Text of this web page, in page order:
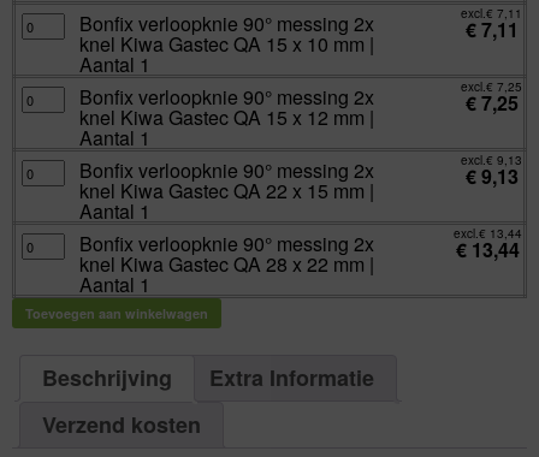
knel
Kiwa
Gastec
10
mm
|
aantal
Bonfix
verloopknie
90°
knel
Kiwa
Gastec
10
mm
|
aantal
Bonfix verloopknie 90° messing 2x
knel Kiwa Gastec QA 15 x 10 mm |
Aantal 1
excl.€ 7,11
€7,11
Bonfix
verloopknie
90°
knel
Kiwa
Gastec
12
mm
|
aantal
Bonfix verloopknie 90° messing 2x
knel Kiwa Gastec QA 15 x 12 mm |
Aantal 1
excl.€ 7,25
€7,25
Bonfix
verloopknie
90°
knel
Kiwa
Gastec
x
15
mm
aantal
Bonfix verloopknie 90° messing 2x
knel Kiwa Gastec QA 22 x 15 mm |
Aantal 1
excl.€ 9,13
€9,13
Bonfix
verloopknie
90°
knel
Kiwa
Gastec
Aantal
Bonfix verloopknie 90° messing 2x
knel Kiwa Gastec QA 28 x 22 mm |
Aantal 1
excl.€ 13,44
€ 13,44
Toevoegen aan winkelwagen
Beschrijving
Extra Informatie
Verzend kosten